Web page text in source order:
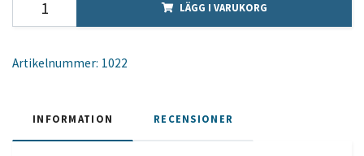
LÄGG I VARUKORG
Artikelnummer: 1022
INFORMATION RECENSIONER